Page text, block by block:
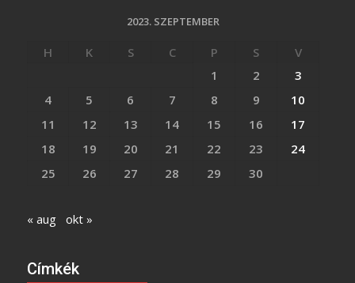
2023. SZEPTEMBER
H K S C P S
V
1
2
3
4
5 6 7 8 9
10
11
12 13 14 15 16
17
18
19 20 21 22 23
24
25
26 27 28 29 30
« aug okt »
Címkék